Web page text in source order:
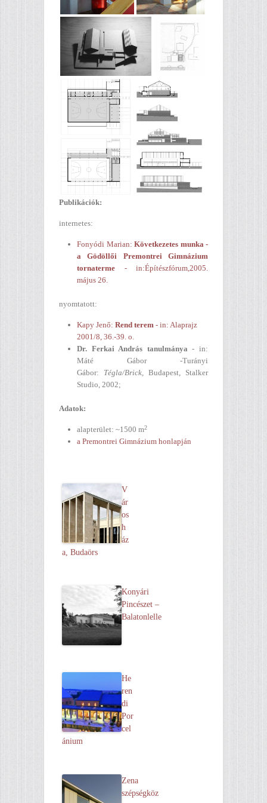
Publikációk:
internetes:
Fonyódi Marian: Következetes munka -
a Gödöllői Premontrei Gimnázium
tornaterme - in:Építészfórum,2005.
május 26.
nyomtatott:
Kapy Jenő: Rend terem - in: Alaprajz
2001/8, 36.-39. o.
Dr. Ferkai András tanulmánya - in:
Máté Gábor -Turányi
Gábor: Tégla/Brick, Budapest, Stalker
Studio, 2002;
Adatok:
alapterület: ~1500 m2
a Premontrei Gimnázium honlapján
V
ár
os
h
áz
a, Budaörs
Konyári
Pincészet –
Balatonlelle
He
ren
di
Por
cel
ánium
Zena
szépségköz